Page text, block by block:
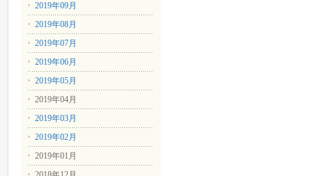
2019年09月
2019年08月
2019年07月
2019年06月
2019年05月
2019年04月
2019年03月
2019年02月
2019年01月